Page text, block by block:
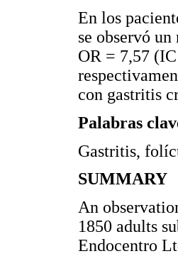
En los
se observó
OR = 7,57
con gastritis
Palabras
Gastritis,
SUMMARY
An
1850 adults
Endocentro